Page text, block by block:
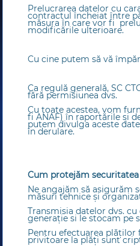
Prelucrarea datelor cu
contractul încheiat între
măsura în care vor fi
modificările ulterioare.
Cu cine putem să vă
Ca regulă generală, SC
fără permisiunea dvs.
Cu toate acestea, vom
fi ANAF) în raportările şi
putem divulga aceste
în derulare.
Cum protejăm
Ne angajăm să asigurăm
măsuri tehnice și
Transmisia datelor dvs.
generație si le stocam pe
Pentru efectuarea
privitoare la plăţi sunt